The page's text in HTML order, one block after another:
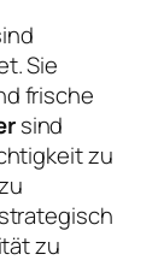
Sie
frische
sind
zu
zu